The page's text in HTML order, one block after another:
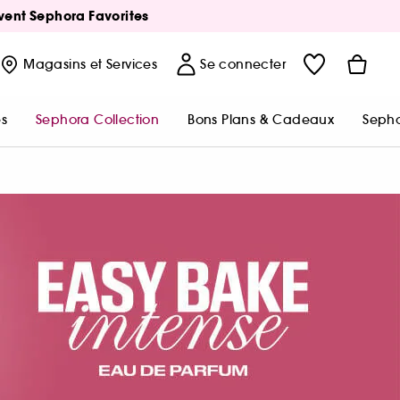
Sephora Favorites
Magasins et Services Se connecter
Sephora Collection Bons Plans & Cadeaux